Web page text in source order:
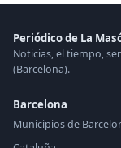
Periódico de La
Noticias, el tiempo,
(Barcelona).
Barcelona
Municipios de